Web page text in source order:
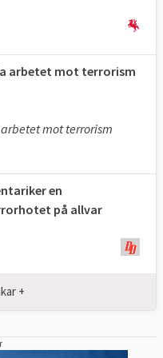
arbetet mot terrorism
mot terrorism
en
på allvar
+